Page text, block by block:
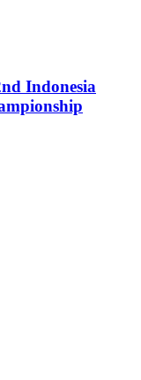
Indonesia